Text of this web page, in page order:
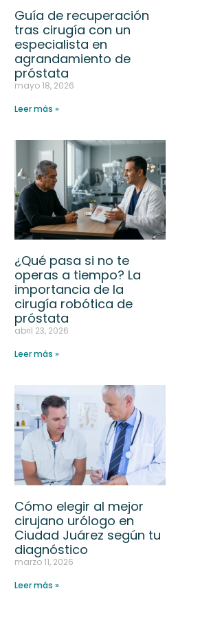
Guía de recuperación
tras cirugía con un
especialista en
agrandamiento de
próstata
mayo 18, 2026
Leer más »
¿Qué pasa si no te
operas a tiempo? La
importancia de la
cirugía robótica de
próstata
abril 23, 2026
Leer más »
Cómo elegir al mejor
cirujano urólogo en
Ciudad Juárez según tu
diagnóstico
marzo 11, 2026
Leer más »